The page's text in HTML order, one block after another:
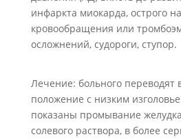
инфаркта миокарда, острого
кровообращения или
осложнений, судороги, ступор.
Лечение: больного переводят
положение с низким
показаны промывание
солевого раствора, в более